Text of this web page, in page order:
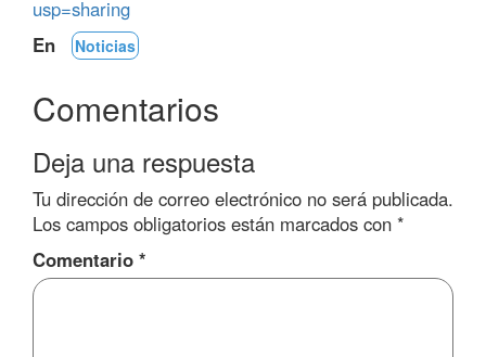
usp=sharing
En
Noticias
Comentarios
Deja una respuesta
Tu dirección de correo electrónico no será publicada.
Los campos obligatorios están marcados con *
Comentario *